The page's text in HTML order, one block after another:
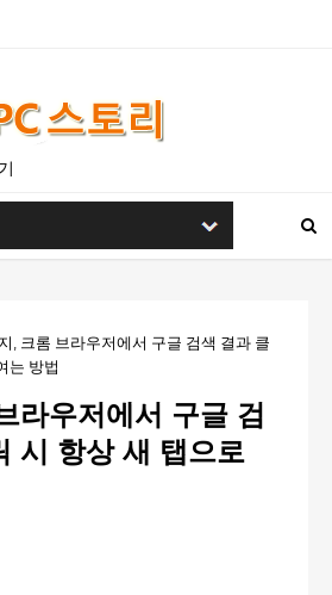
, 크롬 브라우저에서 구글 검색 결과 클
는 방법
라우저에서 구글 검
시 항상 새 탭으로